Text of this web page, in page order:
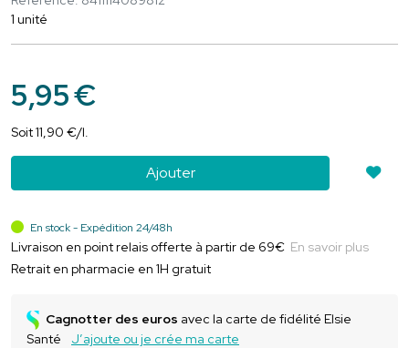
1 unité
5,95€
Soit11,90 €/l.
Ajouter
En stock - Expédition 24/48h
Livraison en point relais offerte à partir de 69€ En savoir plus
Retrait en pharmacie en 1H gratuit
Cagnotter des euros avec la carte de fidélité Elsie
Santé
J’ajoute ou je crée ma carte